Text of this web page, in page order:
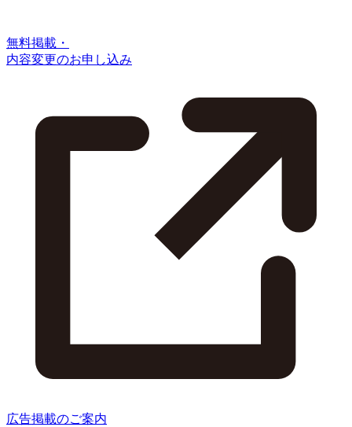
無料掲載・
内容変更のお申し込み
広告掲載のご案内